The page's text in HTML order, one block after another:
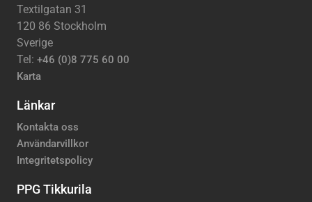
Textilgatan 31
120 86 Stockholm
Sverige
Tel: +46 (0)8 775 60 00
Karta
Länkar
Kontakta oss
Användarvillkor
Integritetspolicy
PPG Tikkurila